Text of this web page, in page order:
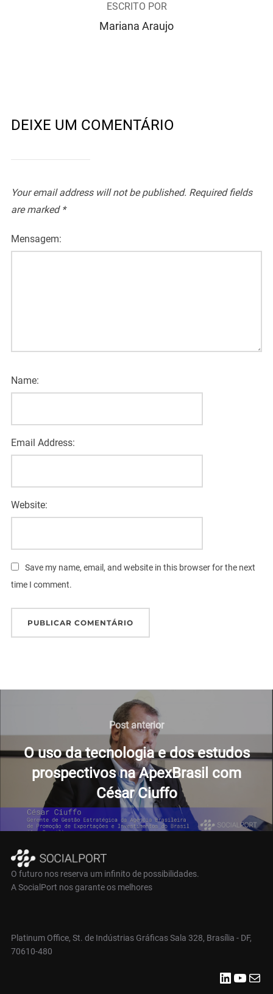
ESCRITO POR
Mariana Araujo
DEIXE UM COMENTÁRIO
Your email address will not be published. Required fields
are marked *
Mensagem:
Name:
Email Address:
Website:
Save my name, email, and website in this browser for the next
time I comment.
Post
Post
anterior
Post anterior
O uso da tecnologia e dos estudos
prospectivos na ApexBrasil com
César Ciuffo
O futuro nos reserva um infinito de possibilidades.
A SocialPort nos garante os melhores
Platinum Office, St. de Indústrias Gráficas Sala 328, Brasília - DF,
70610-480
LinkedIn YouTube Mail